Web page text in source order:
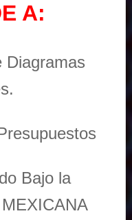
A:
Diagramas
Bajo la